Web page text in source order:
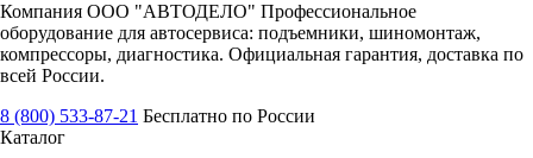
Компания ООО "АВТОДЕЛО" Профессиональное
оборудование для автосервиса: подъемники, шиномонтаж,
компрессоры, диагностика. Официальная гарантия, доставка по
всей России.
8 (800) 533-87-21 Бесплатно по России
Каталог